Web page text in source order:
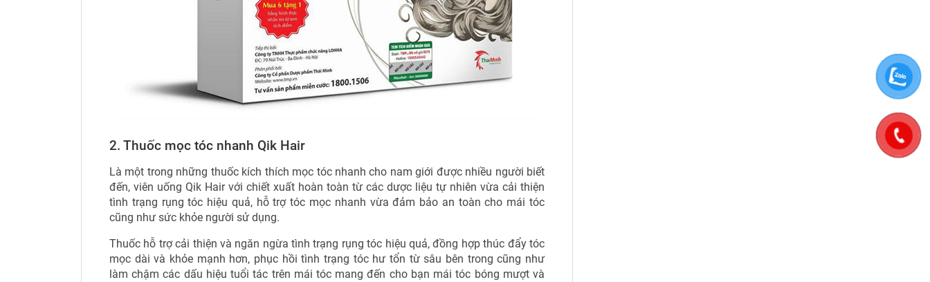
2. Thuốc mọc tóc nhanh Qik Hair
Là một trong những thuốc kích thích mọc tóc nhanh cho nam giới được nhiều người biết
đến, viên uống Qik Hair với chiết xuất hoàn toàn từ các dược liệu tự nhiên vừa cải thiện
tình trạng rụng tóc hiệu quả, hỗ trợ tóc mọc nhanh vừa đảm bảo an toàn cho mái tóc
cũng như sức khỏe người sử dụng.
Thuốc hỗ trợ cải thiện và ngăn ngừa tình trạng rụng tóc hiệu quả, đồng hợp thúc đẩy tóc
mọc dài và khỏe mạnh hơn, phục hồi tình trạng tóc hư tổn từ sâu bên trong cũng như
làm chậm các dấu hiệu tuổi tác trên mái tóc mang đến cho bạn mái tóc bóng mượt và